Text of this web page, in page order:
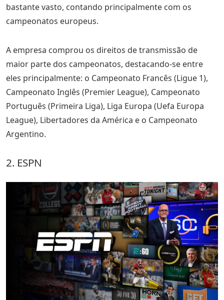
bastante vasto, contando principalmente com os
campeonatos europeus.
A empresa comprou os direitos de transmissão de
maior parte dos campeonatos, destacando-se entre
eles principalmente: o Campeonato Francês (Ligue 1),
Campeonato Inglês (Premier League), Campeonato
Português (Primeira Liga), Liga Europa (Uefa Europa
League), Libertadores da América e o Campeonato
Argentino.
2. ESPN